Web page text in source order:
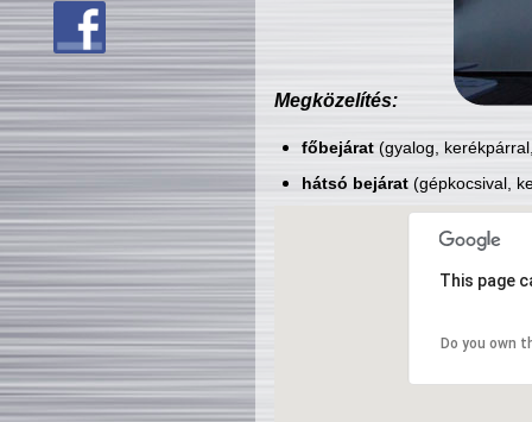
Megközelítés:
főbejárat(gyalog,
hátsó bejárat(gépkocsival,
This page
Do you own